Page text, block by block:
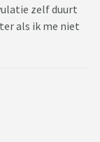
zelf duurt
als ik me niet